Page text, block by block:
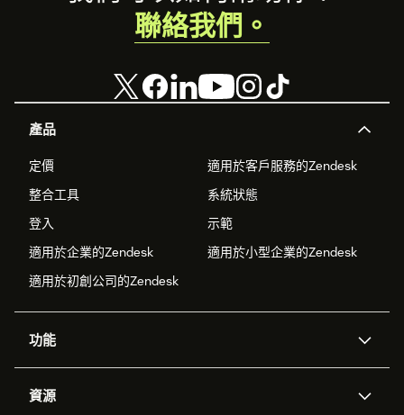
產品
定價
適用於客戶服務的Zendesk
整合工具
系統狀態
登入
示範
適用於企業的Zendesk
適用於小型企業的Zendesk
適用於初創公司的Zendesk
功能
Zendesk人工智能
資源
聯絡我們。